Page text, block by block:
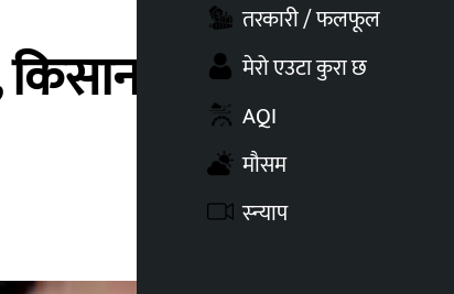
तरकारी / फलफूल
मेरो एउटा कुरा छ
AQI
मौसम
स्न्याप